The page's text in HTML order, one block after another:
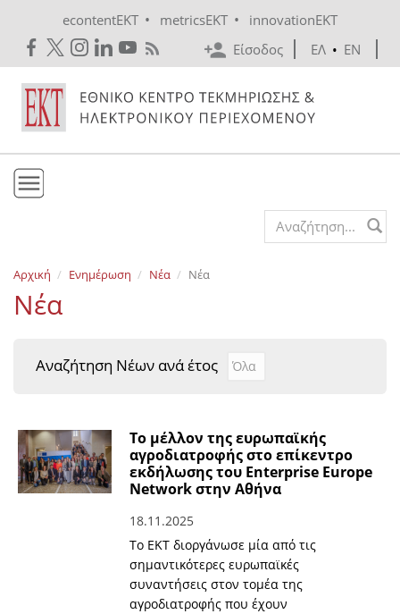
econtentEKT • metricsEKT •
innovationEKT
Είσοδος
ΕΛ • EN
Εκδόσεις
Ενημέρωση
Search form
Αρχική Ενημέρωση Νέα Νέα
Νέα
Αναζήτηση Νέων ανά έτος Αναζήτηση Νέων ανά
Year
Το μέλλον της ευρωπαϊκής
αγροδιατροφής στο επίκεντρο
εκδήλωσης του Enterprise Europe
Network στην Αθήνα
18.11.2025
Το ΕΚΤ διοργάνωσε μία από τις
σημαντικότερες ευρωπαϊκές
συναντήσεις στον τομέα της
αγροδιατροφής που έχουν